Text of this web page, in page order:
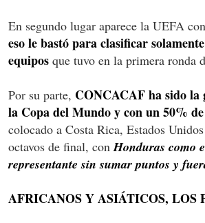
En segundo lugar aparece la UEFA
eso le bastó para clasificar
equipos que tuvo en la primera ronda
Por su parte, CONCACAF ha sido la
la Copa del Mundo y con un 50%
colocado a Costa Rica, Estados
octavos de final, conHonduras como
representante sin sumar puntos y
AFRICANOS Y ASIÁTICOS, LOS